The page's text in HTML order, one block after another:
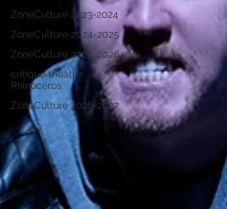
ZoneCulture 2023-2024
ZoneCulture 2024-2025
ZoneCulture 2025-2026
critique théâtre
Rhinocéros
ZoneCulture 2026-2027